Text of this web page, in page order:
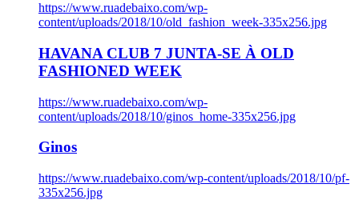
https://www.ruadebaixo.com/wp-
content/uploads/2018/10/old_fashion_week-335x256.jpg
HAVANA CLUB 7 JUNTA-SE À OLD
FASHIONED WEEK
https://www.ruadebaixo.com/wp-
content/uploads/2018/10/ginos_home-335x256.jpg
Ginos
https://www.ruadebaixo.com/wp-content/uploads/2018/10/pf-
335x256.jpg